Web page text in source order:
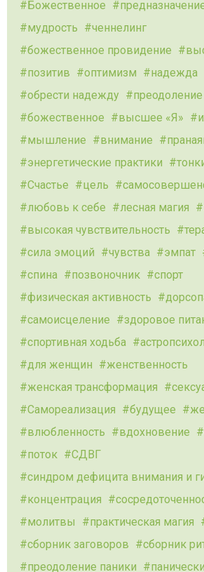
Божественное
мудрость
ченнелинг
божественное провидение
позитив
оптимизм
надежда
обрести надежду
божественное
высшее «Я»
мышление
внимание
энергетические практики
Счастье
цель
любовь к себе
лесная магия
высокая чувствительность
сила эмоций
чувства эмпат
спина
позвоночник
спорт
физическая активность
самоисцеление
здоровое
спортивная ходьба
для женщин
женственность
женская трансформация
Самореализация
будущее
влюбленность
вдохновение
поток
СДВГ
синдром дефицита внимания и
концентрация
молитвы
практическая магия
сборник заговоров
сборник
преодоление паники